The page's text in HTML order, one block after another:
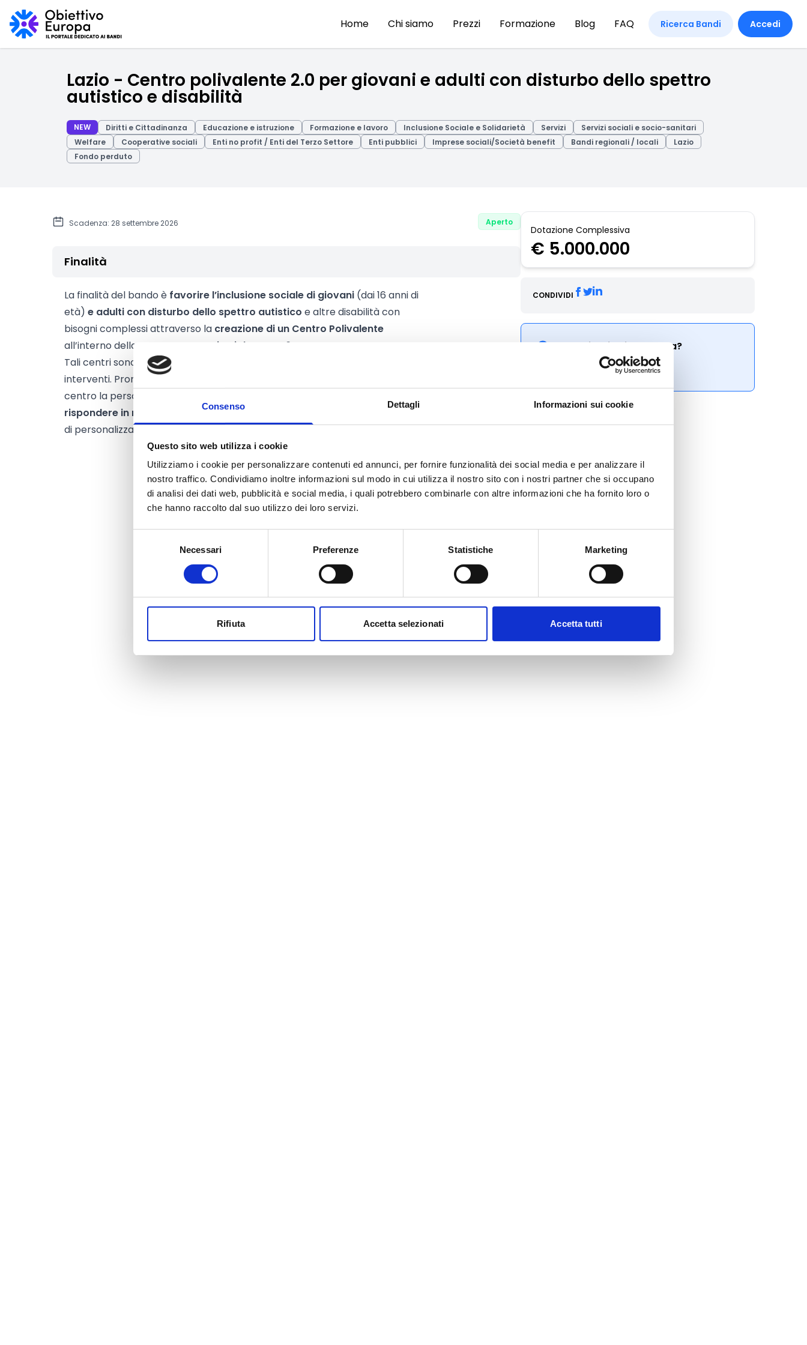
Consenso Dettagli Informazioni sui cookie
Questo sito web utilizza i cookie
Utilizziamo i cookie per personalizzare contenuti ed annunci, per fornire funzionalità dei social media e per analizzare il
nostro traffico. Condividiamo inoltre informazioni sul modo in cui utilizza il nostro sito con i nostri partner che si occupano
di analisi dei dati web, pubblicità e social media, i quali potrebbero combinarle con altre informazioni che ha fornito loro o
che hanno raccolto dal suo utilizzo dei loro servizi.
Necessari Preferenze Statistiche Marketing
Rifiuta Accetta selezionati Accetta tutti
Home Chi siamo Prezzi Formazione Blog FAQ Ricerca Bandi Accedi
Lazio - Centro polivalente 2.0 per giovani e adulti con disturbo dello spettro
autistico e disabilità
NEW Diritti e Cittadinanza Educazione e istruzione Formazione e lavoro Inclusione Sociale e Solidarietà Servizi
Servizi sociali e socio-sanitari
Welfare
Cooperative sociali Enti no profit / Enti del Terzo Settore Enti pubblici Imprese sociali/Società benefit Bandi regionali / locali
Lazio
Fondo perduto
Scadenza: 28 settembre 2026 Aperto
Finalità
La finalità del bando è favorire l’inclusione sociale di giovani (dai 16 anni di
età) e adulti con disturbo dello spettro autistico e altre disabilità con
bisogni complessi attraverso la creazione di un Centro Polivalente
all’interno della
macroarea territoriale Roma 6
Tali centri sono servizi innovativi e territoriali, inseriti in una rete integrata di
interventi. Promuovono collaborazioni sinergiche e diversificate, ponendo al
centro la persona con disabilità. L’offerta è flessibile e personalizzata, volta a
rispondere in modo adeguato ai bisogni individuali
, nel rispetto dei principi
di personalizzazione e appropriatezza.
Dotazione Complessiva
€ 5.000.000
CONDIVIDI
Conosci Obiettivo Europa?